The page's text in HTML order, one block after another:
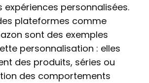
expériences personnalisées.
plateformes comme
sont des exemples
personnalisation : elles
des produits, séries ou
des comportements